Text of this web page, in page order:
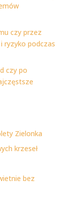
czy przez
ryzyko podczas
czy po
Zielonka
krzeseł
bez